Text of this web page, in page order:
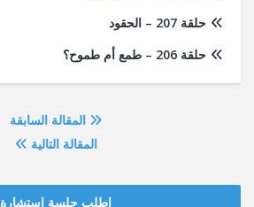
حلقة 207 – الحقود
حلقة 206 – طمع أم طموح؟
المقالة السابقة
المقالة التالية
اطلب جلسة استشارة